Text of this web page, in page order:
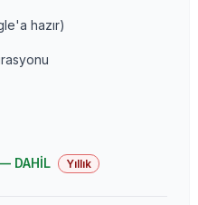
hazır)
DAHİL Yıllık